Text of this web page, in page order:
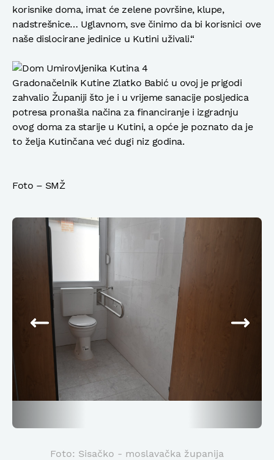
korisnike doma, imat će zelene površine, klupe,
nadstrešnice… Uglavnom, sve činimo da bi korisnici ove
naše dislocirane jedinice u Kutini uživali.“
Gradonačelnik Kutine Zlatko Babić u ovoj je prigodi
zahvalio Županiji što je i u vrijeme sanacije posljedica
potresa pronašla načina za financiranje i izgradnju
ovog doma za starije u Kutini, a opće je poznato da je
to želja Kutinčana već dugi niz godina.
Foto – SMŽ
Foto: Sisačko - moslavačka županija